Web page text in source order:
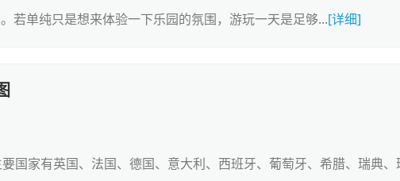
若单纯只是想来体验一下乐园的氛围，游玩一天是足够...[详细]
国家有英国、法国、德国、意大利、西班牙、葡萄牙、希腊、瑞典、